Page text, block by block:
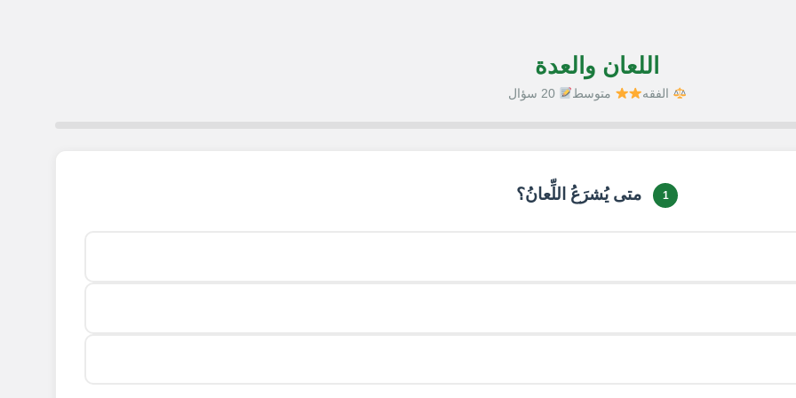
اللعان والعدة
الفقه متوسط 20 سؤال
1 متى يُشرَعُ اللِّعانُ؟